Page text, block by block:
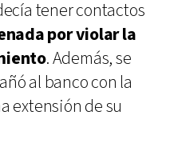
tener contactos
por violar la
. Además, se
al banco con la
extensión de su